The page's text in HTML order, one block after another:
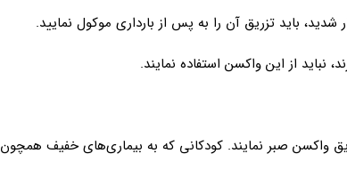
باید تزریق آن را به پس از بارداری موکول نمایید.
از این واکسن استفاده نمایند.
واکسن صبر نمایند. کودکانی که به بیماری‌های خفیف همچون